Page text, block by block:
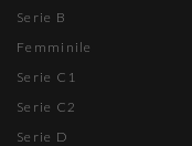
Serie B
Femminile
Serie C1
Serie C2
Serie D